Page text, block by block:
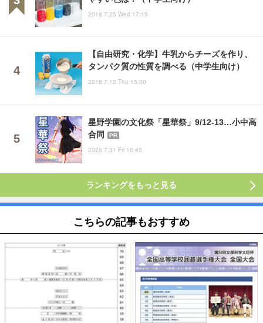
2018.7.25 Wed 17:15
【自由研究・化学】牛乳からチーズを作り、
タンパク質の性質を調べる（中学生向け）
2018.7.12 Thu 15:00
星野学園の文化祭「星華祭」9/12-13…小中高
合同
PR
2026.7.31 Fri 16:45
ランキングをもっと見る
こちらの記事もおすすめ